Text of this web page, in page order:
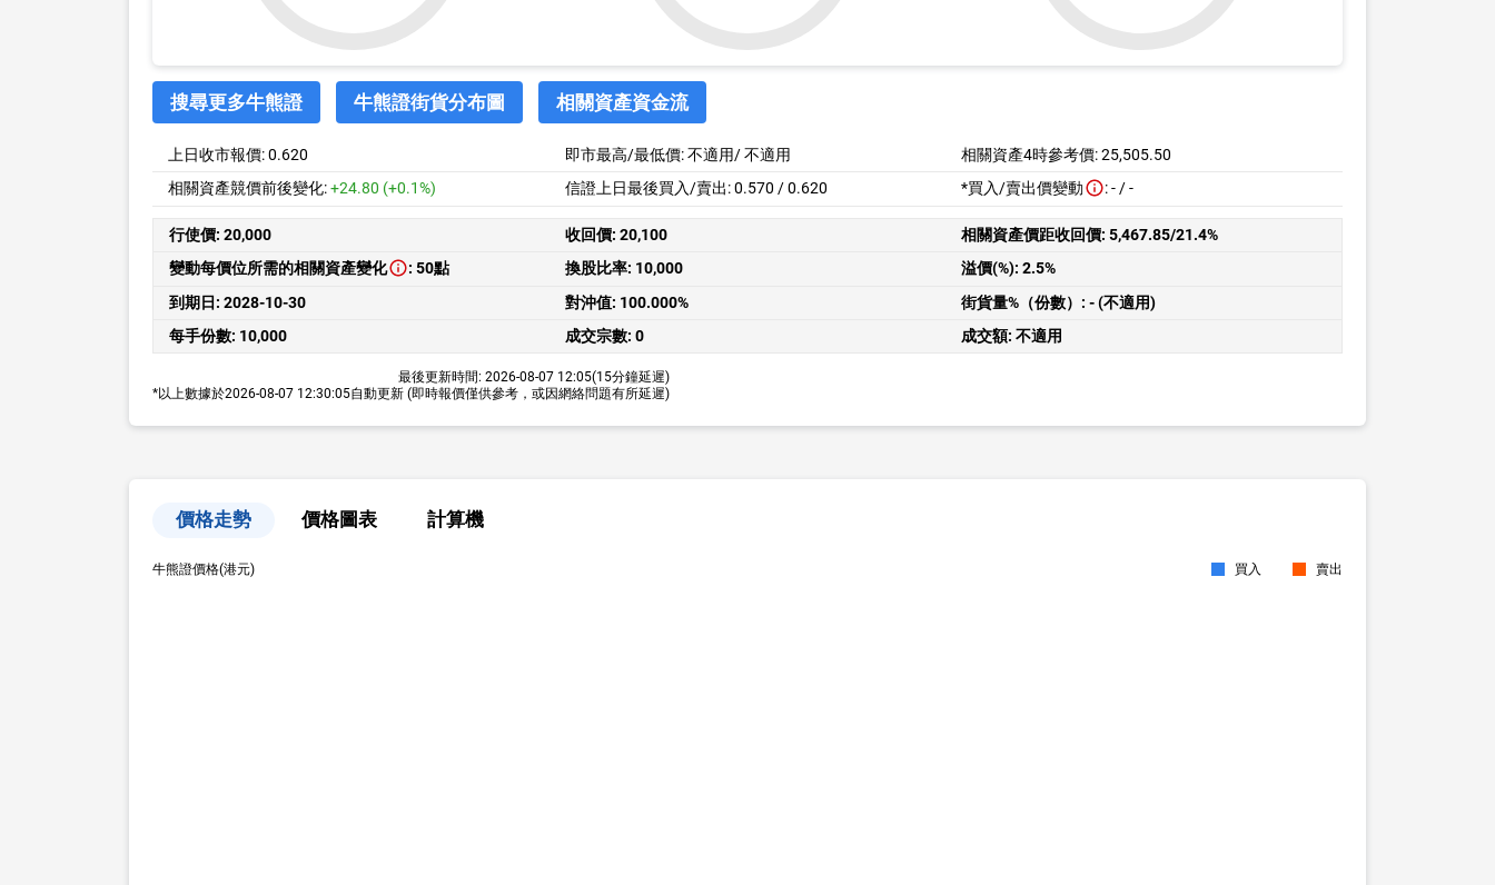
搜尋更多牛熊證 牛熊證街貨分布圖 相關資產資金流
上日收市報價:0.620 即市最高/最低價:不適用/不適用 相關資產4時參考價:25,505.50
相關資產競價前後變化:+24.80 (+0.1%) 信證上日最後買入/賣出: 0.570 / 0.620 *買入/賣出價變動 :- /-
行使價: 20,000 收回價: 20,100 相關資產價距收回價: 5,467.85/21.4%
變動每價位所需的相關資產變化
: 50點 換股比率: 10,000 溢價(%): 2.5%
到期日: 2028-10-30 對沖值: 100.000% 街貨量%（份數）: - (不適用)
每手份數: 10,000 成交宗數: 0 成交額: 不適用
最後更新時間: 2026-08-07 12:05(15分鐘延遲)
*以上數據於2026-08-07 12:30:05自動更新 (即時報價僅供參考，或因網絡問題有所延遲)
價格走勢 價格圖表 計算機
牛熊證價格(港元) 買入 賣出